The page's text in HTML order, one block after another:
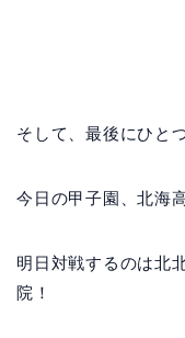
そして、最後にひとつ
今日の甲子園、北海
明日対戦するのは北
院！